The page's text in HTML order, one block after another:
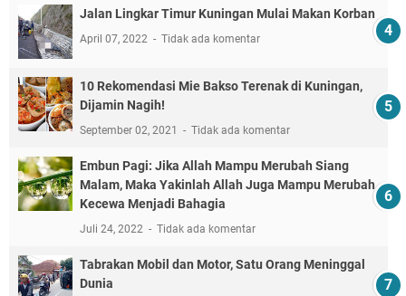
Jalan Lingkar Timur Kuningan Mulai Makan Korban
April 07, 2022 Tidak ada komentar
10 Rekomendasi Mie Bakso Terenak di Kuningan,
Dijamin Nagih!
September 02, 2021 Tidak ada komentar
Embun Pagi: Jika Allah Mampu Merubah Siang
Malam, Maka Yakinlah Allah Juga Mampu Merubah
Kecewa Menjadi Bahagia
Juli 24, 2022 Tidak ada komentar
Tabrakan Mobil dan Motor, Satu Orang Meninggal
Dunia